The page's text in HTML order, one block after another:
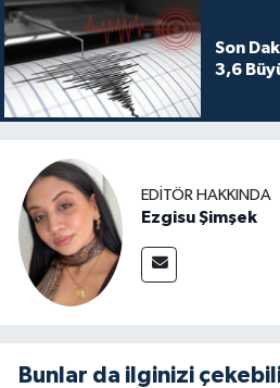
Son
3,6
EDITÖR HAKKINDA
Ezgisu Şimşek
Bunlar da ilginizi